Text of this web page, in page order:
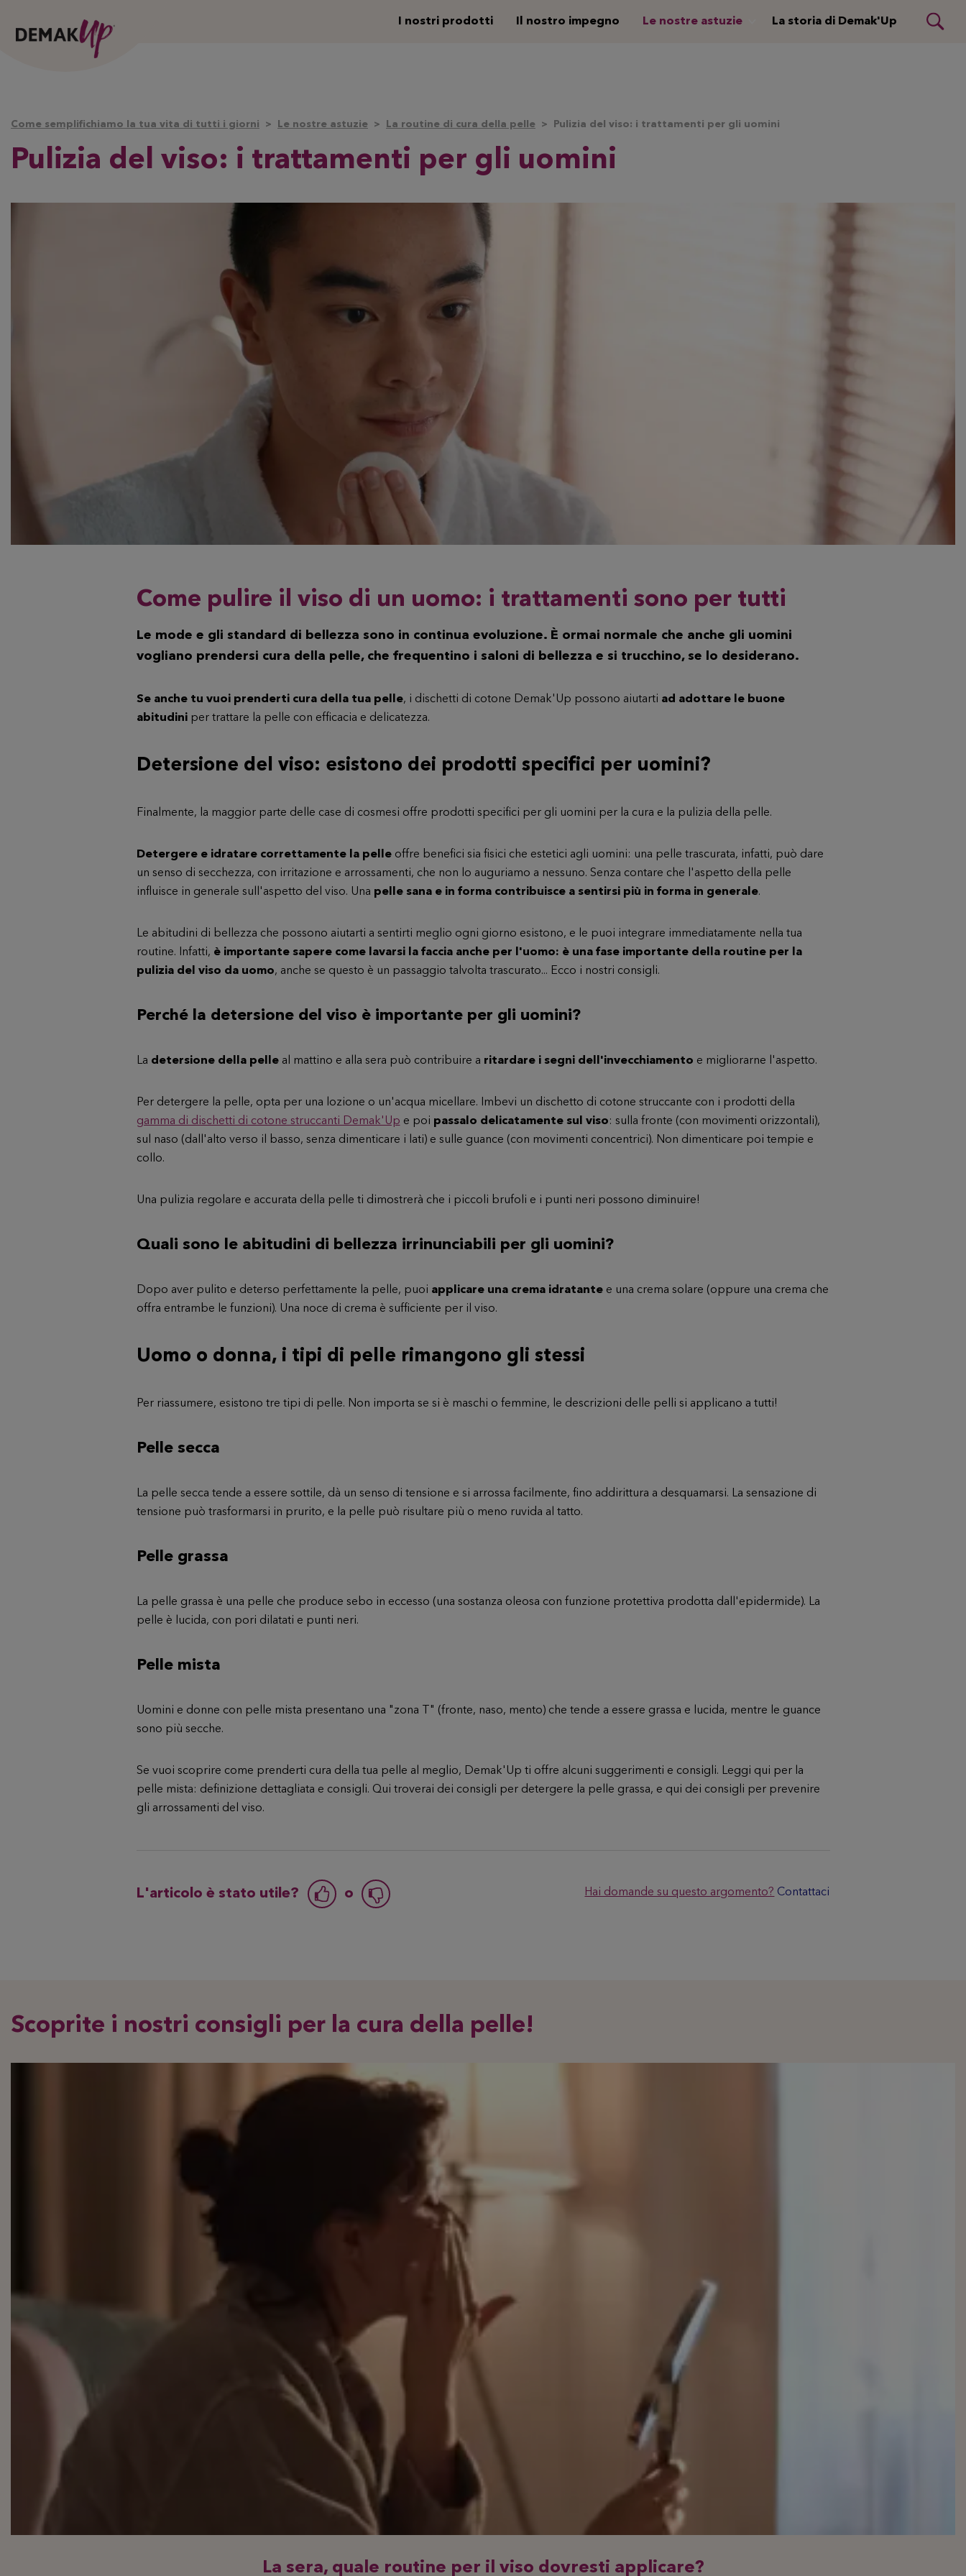
I nostri prodotti Il nostro impegno Le nostre astuzie La storia di Demak'Up
Come semplifichiamo la tua vita di tutti i giorni Le nostre astuzie La routine di cura della pelle Pulizia del viso: i trattamenti per gli uomini
Pulizia del viso: i trattamenti per gli uomini
Come pulire il viso di un uomo: i trattamenti sono per tutti
Le mode e gli standard di bellezza sono in continua evoluzione. È ormai normale che anche gli uomini
vogliano prendersi cura della pelle, che frequentino i saloni di bellezza e si trucchino, se lo desiderano.
Se anche tu vuoi prenderti cura della tua pelle, i dischetti di cotone Demak'Up possono aiutarti ad adottare le buone
abitudini per trattare la pelle con efficacia e delicatezza.
Detersione del viso: esistono dei prodotti specifici per uomini?
Finalmente, la maggior parte delle case di cosmesi offre prodotti specifici per gli uomini per la cura e la pulizia della pelle.
Detergere e idratare correttamente la pelleoffre benefici sia fisici che estetici agli uomini: una pelle trascurata, infatti, può dare
un senso di secchezza, con irritazione e arrossamenti, che non lo auguriamo a nessuno. Senza contare che l'aspetto della pelle
influisce in generale sull'aspetto del viso. Una pelle sana e in forma contribuisce a sentirsi più in forma in generale.
Le abitudini di bellezza che possono aiutarti a sentirti meglio ogni giorno esistono, e le puoi integrare immediatamente nella tua
routine. Infatti, è importante sapere come lavarsi la faccia anche per l'uomo: è una fase importante della routine per la
pulizia del viso da uomo, anche se questo è un passaggio talvolta trascurato... Ecco i nostri consigli.
Perché la detersione del viso è importante per gli uomini?
La detersione della pelleal mattino e alla sera può contribuire a ritardare i segni dell'invecchiamento e migliorarne l'aspetto.
Per detergere la pelle, opta per una lozione o un'acqua micellare. Imbevi un dischetto di cotone struccante con i prodotti della
gamma di dischetti di cotone struccanti Demak'Up e poi passalo delicatamente sul viso: sulla fronte (con movimenti orizzontali),
sul naso (dall'alto verso il basso, senza dimenticare i lati) e sulle guance (con movimenti concentrici). Non dimenticare poi tempie e
collo.
Una pulizia regolare e accurata della pelle ti dimostrerà che i piccoli brufoli e i punti neri possono diminuire!
Quali sono le abitudini di bellezza irrinunciabili per gli uomini?
Dopo aver pulito e deterso perfettamente la pelle, puoi applicare una crema idratantee una crema solare (oppure una crema che
offra entrambe le funzioni). Una noce di crema è sufficiente per il viso.
Uomo o donna, i tipi di pelle rimangono gli stessi
Per riassumere, esistono tre tipi di pelle. Non importa se si è maschi o femmine, le descrizioni delle pelli si applicano a tutti!
Pelle secca
La pelle secca tende a essere sottile, dà un senso di tensione e si arrossa facilmente, fino addirittura a desquamarsi. La sensazione di
tensione può trasformarsi in prurito, e la pelle può risultare più o meno ruvida al tatto.
Pelle grassa
La pelle grassa è una pelle che produce sebo in eccesso (una sostanza oleosa con funzione protettiva prodotta dall'epidermide). La
pelle è lucida, con pori dilatati e punti neri.
Pelle mista
Uomini e donne con pelle mista presentano una "zona T" (fronte, naso, mento) che tende a essere grassa e lucida, mentre le guance
sono più secche.
Se vuoi scoprire come prenderti cura della tua pelle al meglio, Demak'Up ti offre alcuni suggerimenti e consigli. Leggi qui per la
pelle mista: definizione dettagliata e consigli. Qui troverai dei consigli per detergere la pelle grassa, e qui dei consigli per prevenire
gli arrossamenti del viso.
L'articolo è stato utile? o Hai domande su questo argomento? Contattaci
Scoprite i nostri consigli per la cura della pelle!
La sera, quale routine per il viso dovresti applicare?